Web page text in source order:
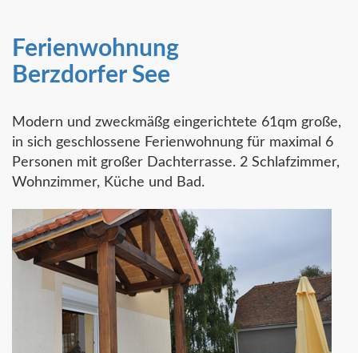
Ferienwohnung
Berzdorfer See
Modern und zweckmäßg eingerichtete 61qm große,
in sich geschlossene Ferienwohnung für maximal 6
Personen mit großer Dachterrasse. 2 Schlafzimmer,
Wohnzimmer, Küche und Bad.